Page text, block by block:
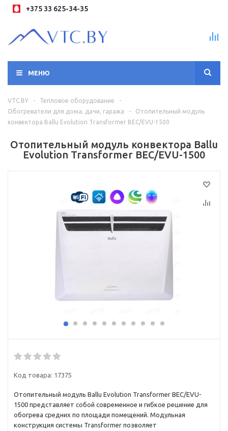
+375 33 625-34-35
МЕНЮ
VTC.BY - Тепловое оборудование
-
Обогреватели для дома, дачи, гаража
-
Отопительный модуль
конвектора Ballu Evolution Transformer BEC/EVU-1500
Отопительный модуль конвектора Ballu
Evolution Transformer BEC/EVU-1500
Код товара: 17375
Отопительный модуль Ballu Evolution Transformer BEC/EVU-
1500 представляет собой современное и гибкое решение для
обогрева средних по площади помещений. Модульная
конструкция системы Transformer позволяет